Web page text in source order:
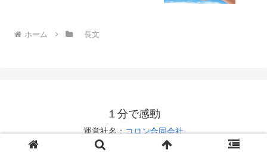
ホーム 長文
１分で感動
運営社名：コロン合同会社
お問い合わせは
こちら